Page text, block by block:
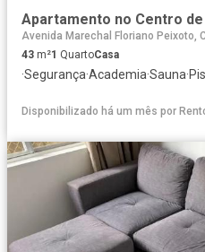
Apartamento no Centro de
Avenida Marechal Floriano Peixoto,
43 m²1 QuartoCasa
·Segurança·Academia·Sauna·
Disponibilizado há um mês por